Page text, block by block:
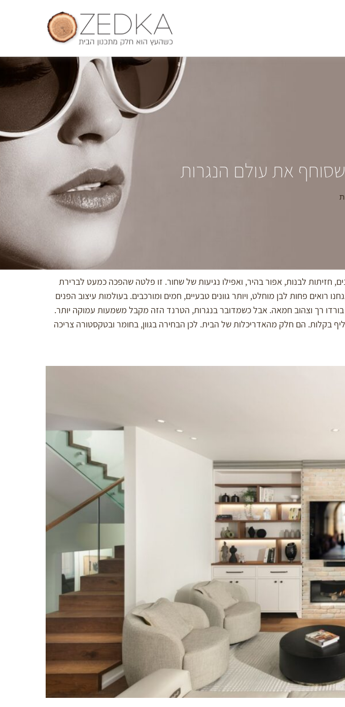
שסוחף את עולם הנגרות
חזיתות לבנות, אפור בהיר, ואפילו נגיעות של שחור. זו פלטה שהפכה כמעט לברירת
ברורה לכיוון אחר. אנחנו רואים פחות לבן מוחלט, ויותר גוונים טבעיים, חמים ומורכבים. בעולמות עיצוב הפנים
בורדו רך וצהוב חמאה. אבל כשמדובר בנגרות, הטרנד הזה מקבל משמעות עמוקה יותר.
בקלות. הם חלק מהאדריכלות של הבית. לכן הבחירה בגוון, בחומר ובטקסטורה צריכה